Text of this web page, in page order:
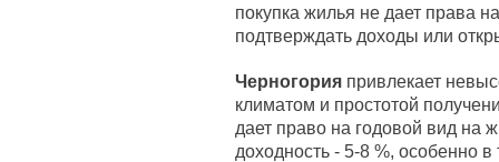
покупка жилья не дает права
подтверждать доходы или
Черногория привлекает
климатом и простотой
дает право на годовой вид на
доходность - 5-8 %, особенно в